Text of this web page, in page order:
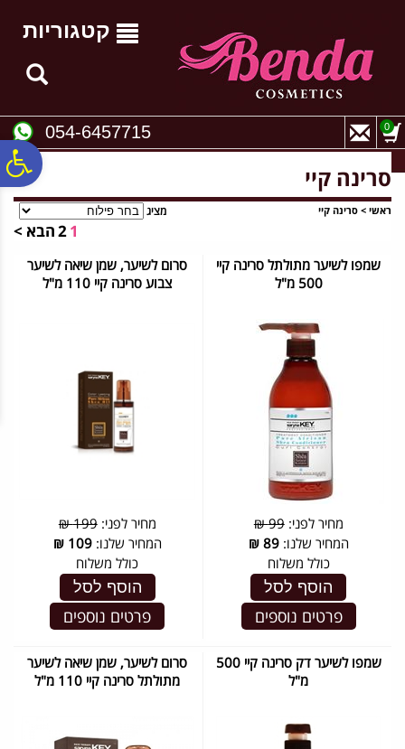
נגישות
קטגוריות
054-6457715 0
סרינה קיי
ראשי > סרינה קיי מציג
1
2הבא >
שמפו לשיער מתולתל סרינה קיי
500 מ"ל
מחיר לפני:99 ₪
המחיר שלנו:89
₪
כולל משלוח
הוסף לסל
פרטים נוספים
סרום לשיער, שמן שיאה לשיער
צבוע סרינה קיי 110 מ"ל
מחיר לפני:199 ₪
המחיר שלנו:109
₪
כולל משלוח
הוסף לסל
פרטים נוספים
שמפו לשיער דק סרינה קיי 500
מ"ל
סרום לשיער, שמן שיאה לשיער
מתולתל סרינה קיי 110 מ"ל